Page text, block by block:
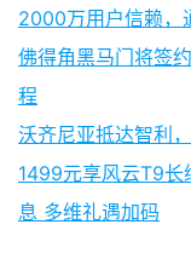
2000万用户信赖，
佛得角黑马门将签
程
沃齐尼亚抵达智利
1499元享风云T9长
息 多维礼遇加码